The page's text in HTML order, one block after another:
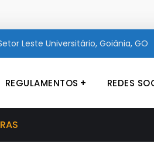
Leste Universitário, Goiânia, GO
REGULAMENTOS REDES